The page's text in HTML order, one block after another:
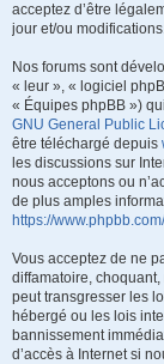
acceptez d’être
jour et/ou
Nos forums sont
« leur », « logiciel
« Équipes phpBB »)
GNU General Public
être téléchargé depuis
les discussions sur
nous acceptons ou
de plus amples
https://www.phpbb.com/
Vous acceptez de ne
diffamatoire,
peut transgresser les
hébergé ou les lois
bannissement
d’accès à Internet si